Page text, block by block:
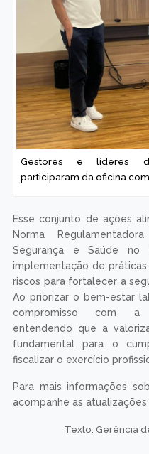
Gestores e líderes
participaram da oficina
Esse conjunto de ações
Norma
Segurança e Saúde no
implementação de
riscos para fortalecer a
Ao priorizar o bem-estar
compromisso com a
entendendo que a
fundamental para o
fiscalizar o exercício
Para mais informações
acompanhe as atualizações
Texto: Gerência